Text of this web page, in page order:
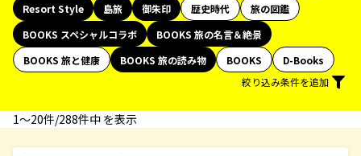
Resort Style
島旅 御朱印 歴史時代
旅の図鑑
BOOKS スペシャルコラボ
BOOKS 旅の名言＆絶景
BOOKS 旅と健康
BOOKS 旅の読み物 BOOKS
D-Books
絞り込み条件を追加
1〜20件/288件中 を表示